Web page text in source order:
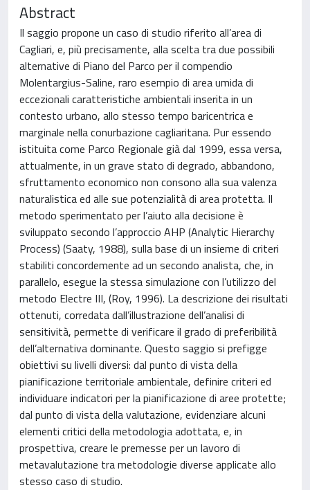
Abstract
Il saggio propone un caso di studio riferito all’area di
Cagliari, e, più precisamente, alla scelta tra due possibili
alternative di Piano del Parco per il compendio
Molentargius-Saline, raro esempio di area umida di
eccezionali caratteristiche ambientali inserita in un
contesto urbano, allo stesso tempo baricentrica e
marginale nella conurbazione cagliaritana. Pur essendo
istituita come Parco Regionale già dal 1999, essa versa,
attualmente, in un grave stato di degrado, abbandono,
sfruttamento economico non consono alla sua valenza
naturalistica ed alle sue potenzialità di area protetta. Il
metodo sperimentato per l’aiuto alla decisione è
sviluppato secondo l’approccio AHP (Analytic Hierarchy
Process) (Saaty, 1988), sulla base di un insieme di criteri
stabiliti concordemente ad un secondo analista, che, in
parallelo, esegue la stessa simulazione con l’utilizzo del
metodo Electre III, (Roy, 1996). La descrizione dei risultati
ottenuti, corredata dall’illustrazione dell’analisi di
sensitività, permette di verificare il grado di preferibilità
dell’alternativa dominante. Questo saggio si prefigge
obiettivi su livelli diversi: dal punto di vista della
pianificazione territoriale ambientale, definire criteri ed
individuare indicatori per la pianificazione di aree protette;
dal punto di vista della valutazione, evidenziare alcuni
elementi critici della metodologia adottata, e, in
prospettiva, creare le premesse per un lavoro di
metavalutazione tra metodologie diverse applicate allo
stesso caso di studio.